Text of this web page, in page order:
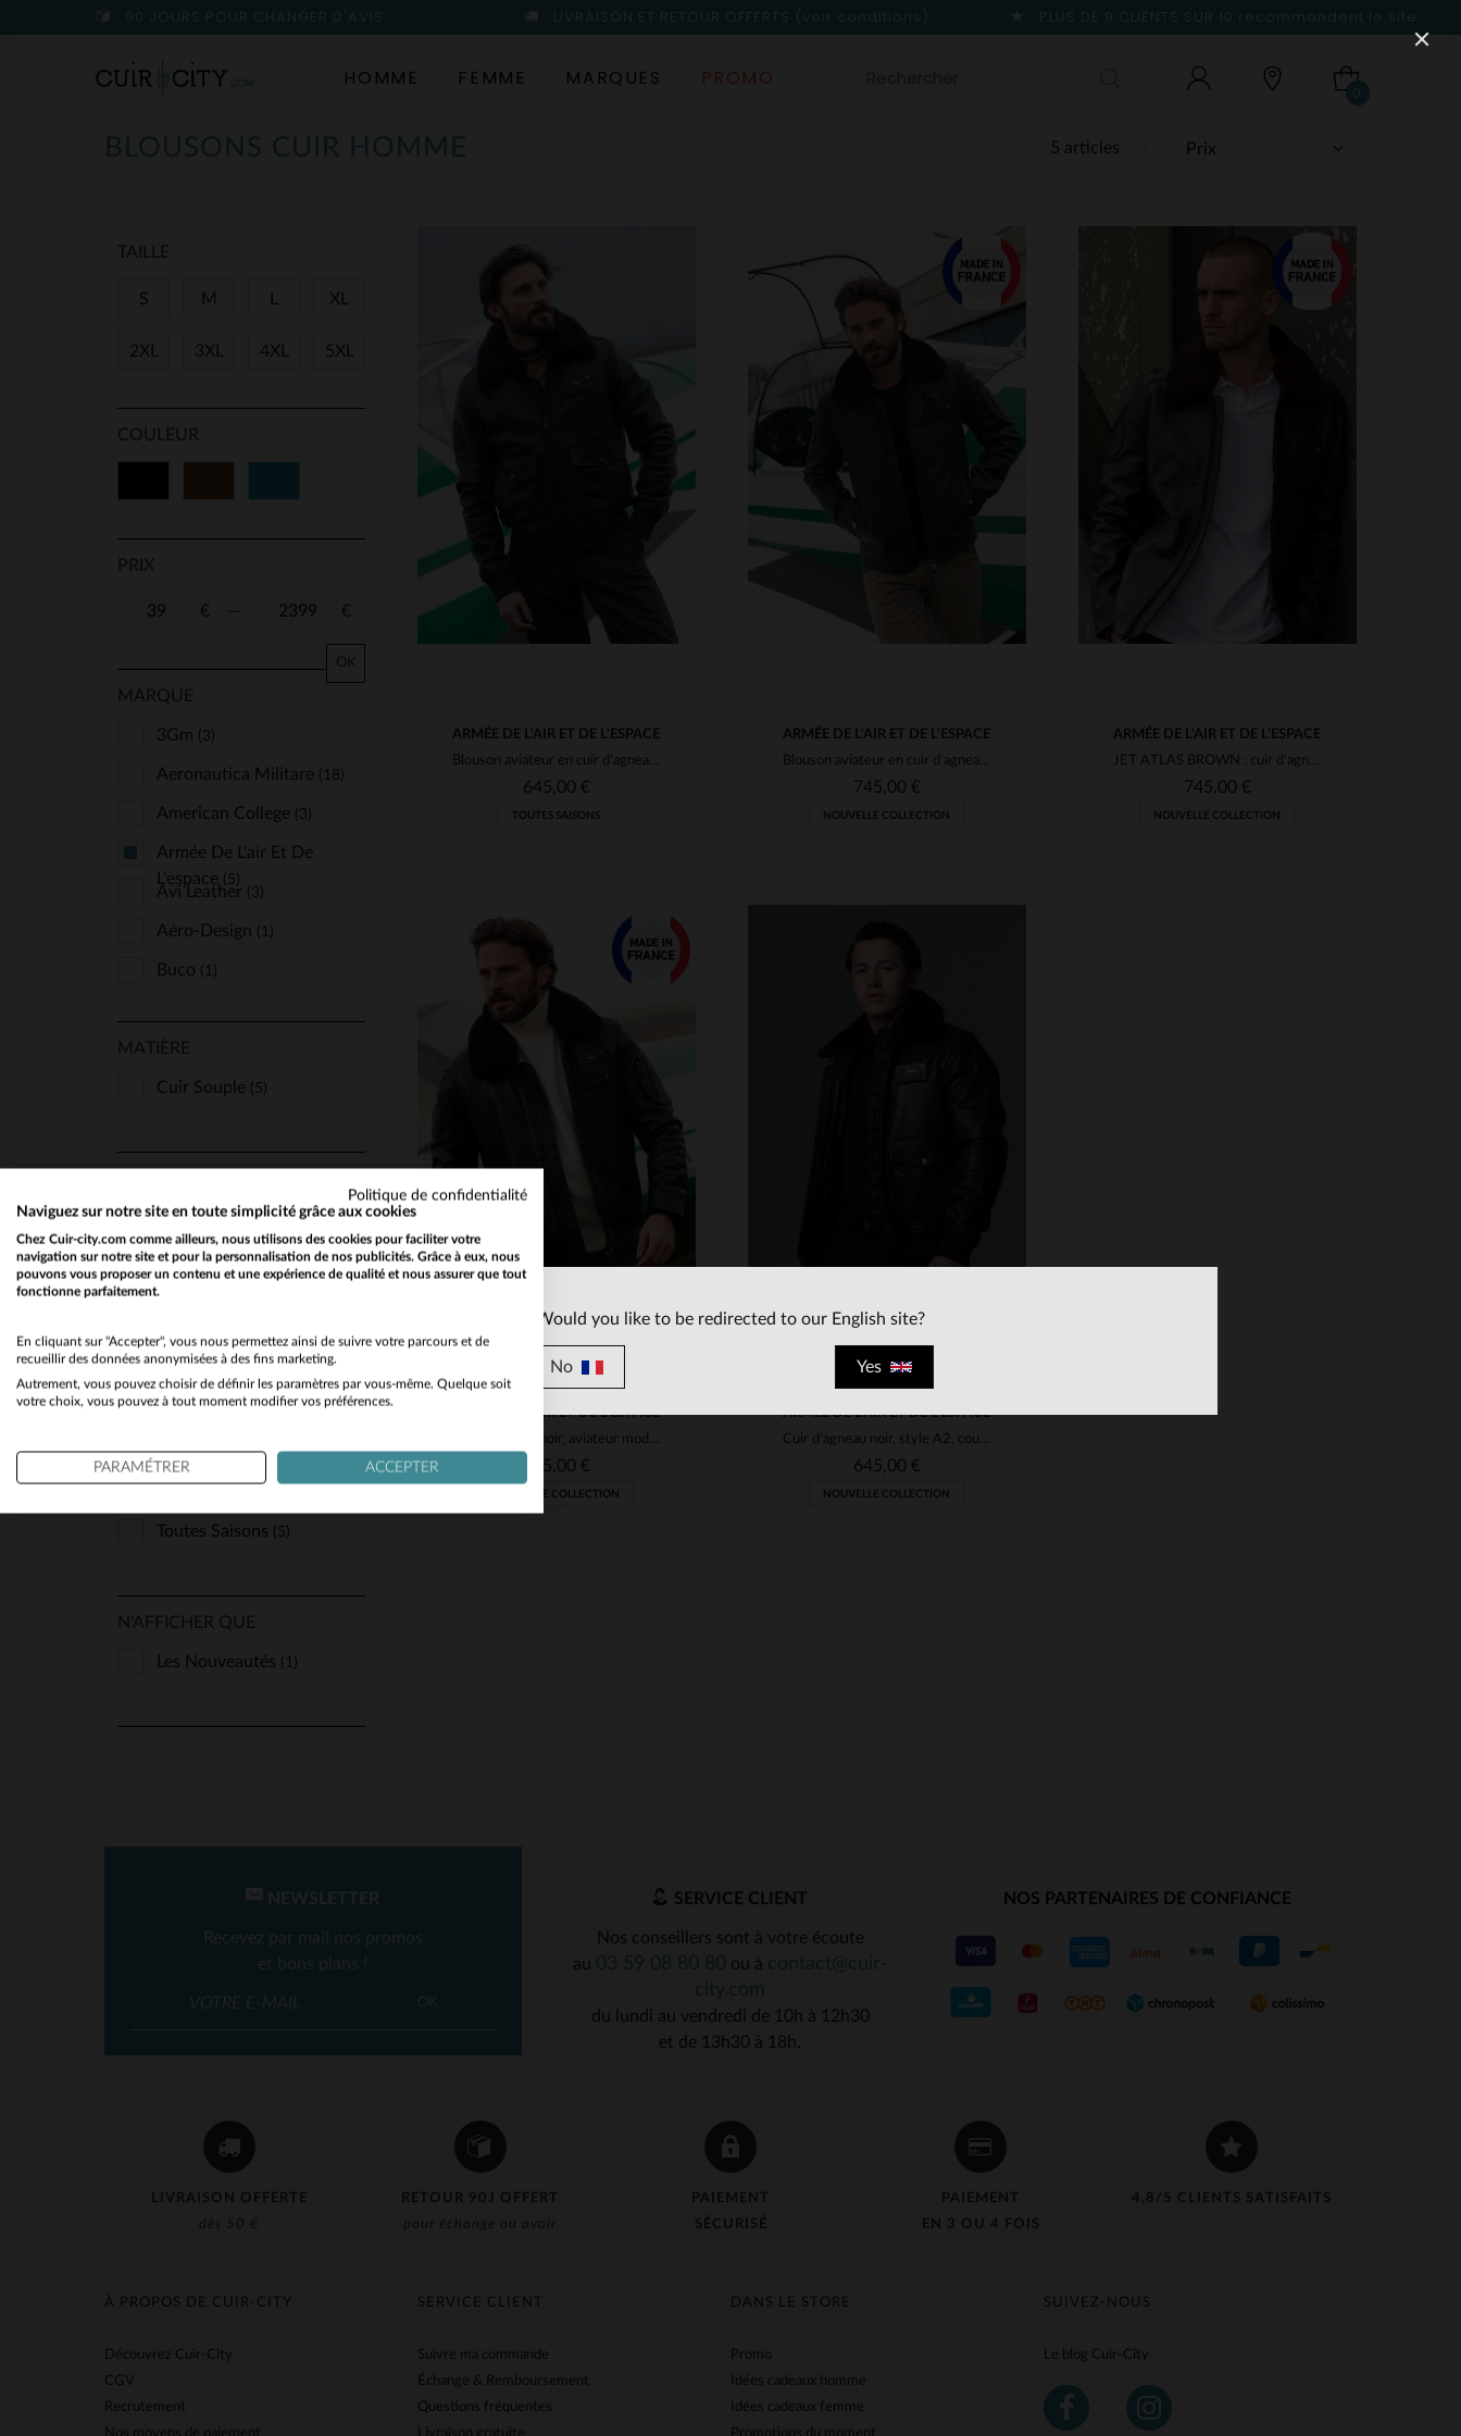
90 JOURS POUR CHANGER D'AVIS LIVRAISON ET RETOUR OFFERTS (voir conditions) PLUS DE 9 CLIENTS SUR 10 recommandent le site
HOMME FEMME MARQUES PROMO
0
5 articles
BLOUSONS CUIR HOMME
TAILLE
S M XL
2XL 3XL 4XL 5XL
COULEUR
PRIX
€ €
OK
MARQUE
3Gm (3)
Aeronautica Militare (18)
American College (3)
Armée De L'air Et De
L'espace
(5)
Avi Leather (3)
Aéro-Design (1)
Buco (1)
Chevignon
Cityzen (79)
(157)
Cockpit Usa(17)
Cuir-City (2)
Daytona(134)
Deercraft
Giovanni (1)
Gipsy(2)
Last Rebels(1)
Lucina
Master(27)
Milestone
Univers Du Luxe
Us Wings
MATIÈRE
Cuir Souple (5)
Regular(4)
Slimfit(1)
TYPE
Aviateur (5)
Toutes Saisons (5)
N'AFFICHER QUE
Les Nouveautés (1)
TAILLES DISPONIBLES
M L
ARMÉE DE L'AIR ET DE L'ESPACE
Blouson aviateur en cuir d'agneau marron, style A2. Fourrure amovible.
645,00 €
TOUTES SAISONS
ARMÉE DE L'AIR ET DE L'ESPACE
Blouson aviateur en cuir d'agneau bleu marine, fabriqué en France.
745,00 €
NOUVELLE COLLECTION
ARMÉE DE L'AIR ET DE L'ESPACE
JET ATLAS BROWN : cuir d'agneau lisse, héritage des pilotes français.
745,00 €
NOUVELLE COLLECTION
ARMÉE DE L'AIR ET DE L'ESPACE
Cuir d'agneau noir, aviateur moderne fabriqué en France.
745,00 €
NOUVELLE COLLECTION
ARMÉE DE L'AIR ET DE L'ESPACE
Cuir d'agneau noir, style A2, coupe slim et détails techniques.
645,00 €
NOUVELLE COLLECTION
LIVRAISON OFFERTE
dès 50 €
RETOUR 90J OFFERT
pour échange ou avoir
PAIEMENT
SÉCURISÉ
PAIEMENT
EN 3 OU 4 FOIS
4,8/5 CLIENTS SATISFAITS
NEWSLETTER
Recevez par mail nos promos
et bons plans !
OK
SERVICE CLIENT
Nos conseillers sont à votre écoute
au
ou à
du lundi au vendredi de 10h à 12h30
et de 13h30 à 18h.
NOS PARTENAIRES DE CONFIANCE
SUIVEZ-NOUS
Le blog Cuir-City
SERVICE CLIENT
Suivre ma commande
Échange & Remboursement
Questions fréquentes
DANS LE STORE
Promo
Idées cadeaux homme
Idées cadeaux femme
À PROPOS DE CUIR-CITY
Découvrez Cuir-City
CGV
Recrutement
Would you like to be redirected to our English site?
No Yes
Politique de confidentialité
Naviguez sur notre site en toute simplicité grâce aux cookies
Chez Cuir-city.com comme ailleurs, nous utilisons des cookies pour faciliter votre
navigation sur notre site et pour la personnalisation de nos publicités. Grâce à eux, nous
pouvons vous proposer un contenu et une expérience de qualité et nous assurer que tout
fonctionne parfaitement.
En cliquant sur "Accepter", vous nous permettez ainsi de suivre votre parcours et de
recueillir des données anonymisées à des fins marketing.
Autrement, vous pouvez choisir de définir les paramètres par vous-même. Quelque soit
votre choix, vous pouvez à tout moment modifier vos préférences.
PARAMÉTRER ACCEPTER